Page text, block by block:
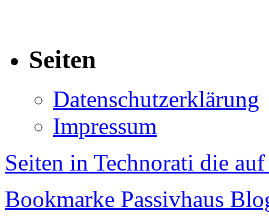
Seiten
Datenschutzerklärung
Impressum
Seiten in Technorati die
Bookmarke Passivhaus